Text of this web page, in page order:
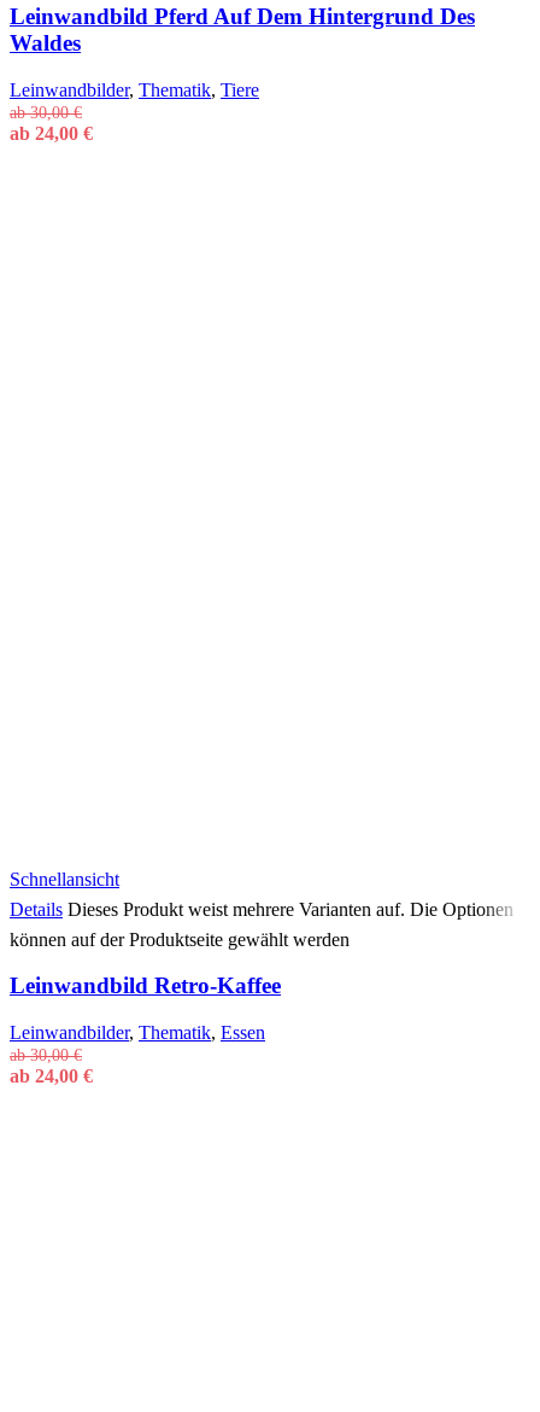
Leinwandbild Pferd Auf Dem Hintergrund Des
Waldes
Leinwandbilder, Thematik, Tiere
ab30,00€
ab 24,00 €
Schnellansicht
Details Dieses Produkt weist mehrere Varianten auf. Die Optionen
können auf der Produktseite gewählt werden
Leinwandbild Retro-Kaffee
Leinwandbilder, Thematik, Essen
ab30,00€
ab 24,00 €